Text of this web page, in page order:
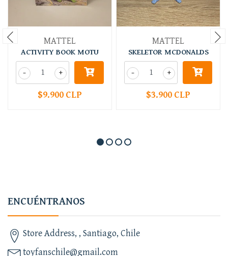
MATTEL
ACTIVITY BOOK MOTU
+
-
$9.900 CLP
MATTEL
SKELETOR MCDONALDS
+
-
$3.900 CLP
ENCUÉNTRANOS
Store Address, , Santiago, Chile
toyfanschile@gmail.com